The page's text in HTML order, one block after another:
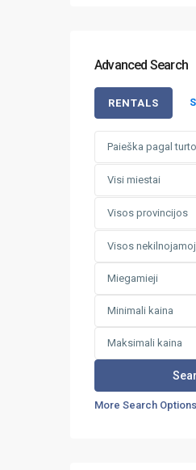
Advanced Search
RENTALS
Visi miestai
Visos provincijos
Visos
More Search Options